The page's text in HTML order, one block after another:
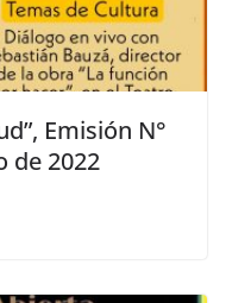
Emisión N°
de 2022